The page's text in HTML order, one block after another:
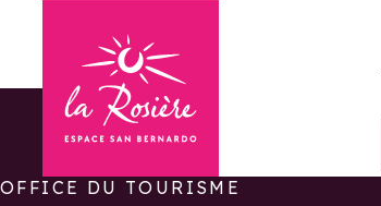
Retour à la page d'accueil
OFFICE DU TOURISME